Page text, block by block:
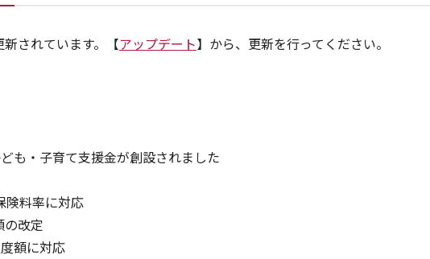
されています。【アップデート】から、更新を行ってください。
・子育て支援金が創設されました
料率に対応
の改定
額に対応